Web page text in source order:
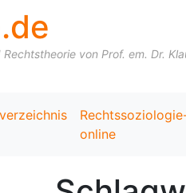
von Prof. em. Dr.
online